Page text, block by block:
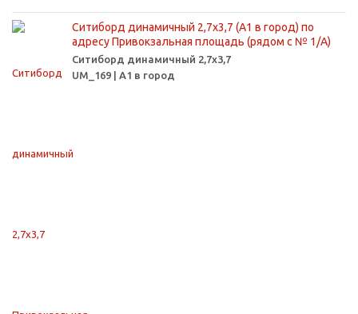
Ситиборд динамичный 2,7х3,7 (А1 в город) по
адресу Привокзальная площадь (рядом с № 1/А)
Ситиборд динамичный 2,7х3,7
UM_169 | А1 в город